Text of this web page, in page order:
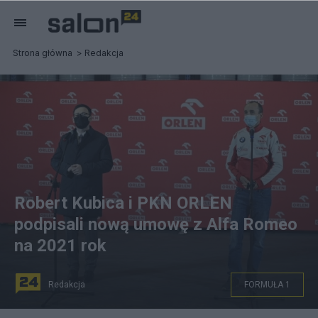
Strona główna Redakcja
Robert Kubica i PKN ORLEN
podpisali nową umowę z Alfa Romeo
na 2021 rok
Redakcja FORMUŁA 1